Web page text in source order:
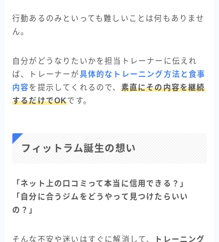
行動あるのみといっても難しいことは何もありませ
ん。
自分がどうなりたいかを担当トレーナーに伝えれ
ば、トレーナーが具体的なトレーニング方法と食事
内容を提示してくれるので、 素直にその内容を継続
するだけでOKです。
フィットラム誕生の想い
「ネット上の口コミって本当に信用できる？」
「自分に合うジムをどうやって見つけたらいい
の？」
そんな不安や迷いはすぐに解消して、
トレーニング